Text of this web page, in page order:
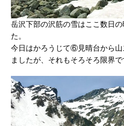
岳沢下部の沢筋の雪はここ数日
た。
今日はかろうじて⑥見晴台から山
ましたが、それもそろそろ限界で